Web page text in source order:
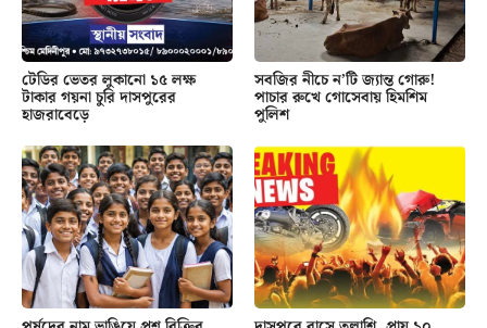
টেডির ভেতর লুকানো ১৫ লক্ষ
টাকার গয়না চুরি দাসপুরের
হাজরাবেড়ে
সবজির নীচে ন’টি জ্যান্ত গোরু!
পাচার রুখে গোসেবায় হিমশিম
পুলিশ